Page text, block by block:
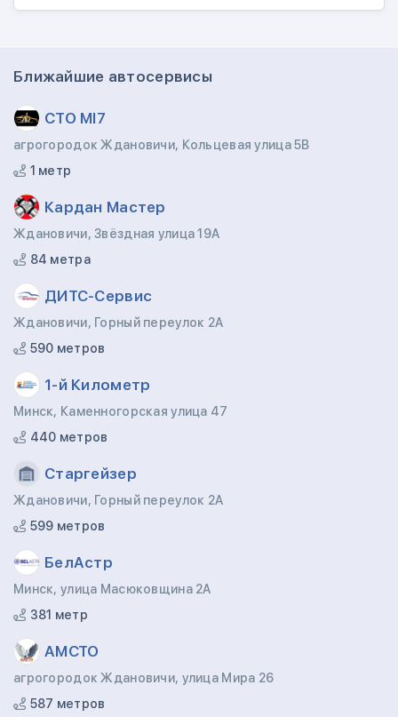
Ближайшие автосервисы
CТО МI7
агрогородок Ждановичи, Кольцевая улица 5В
1 метр
Кардан Мастер
Ждановичи, Звёздная улица 19А
84 метра
ДИТС-Сервис
Ждановичи, Горный переулок 2А
590 метров
1-й Километр
Минск, Каменногорская улица 47
440 метров
Старгейзер
Ждановичи, Горный переулок 2А
599 метров
БелАстр
Минск, улица Масюковщина 2А
381 метр
АМСТО
агрогородок Ждановичи, улица Мира 26
587 метров